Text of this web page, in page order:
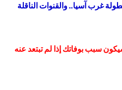
غرب آسيا.. والقنوات الناقلة
سبب بوفاتك إذا لم تبتعد عنه